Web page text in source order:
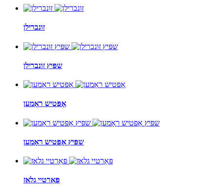
זונברילן
שפּיץ זונברילן
אָפּטיש ראָמען
שפּיץ אָפּטיש ראָמען
פּאַרטיי גלאז